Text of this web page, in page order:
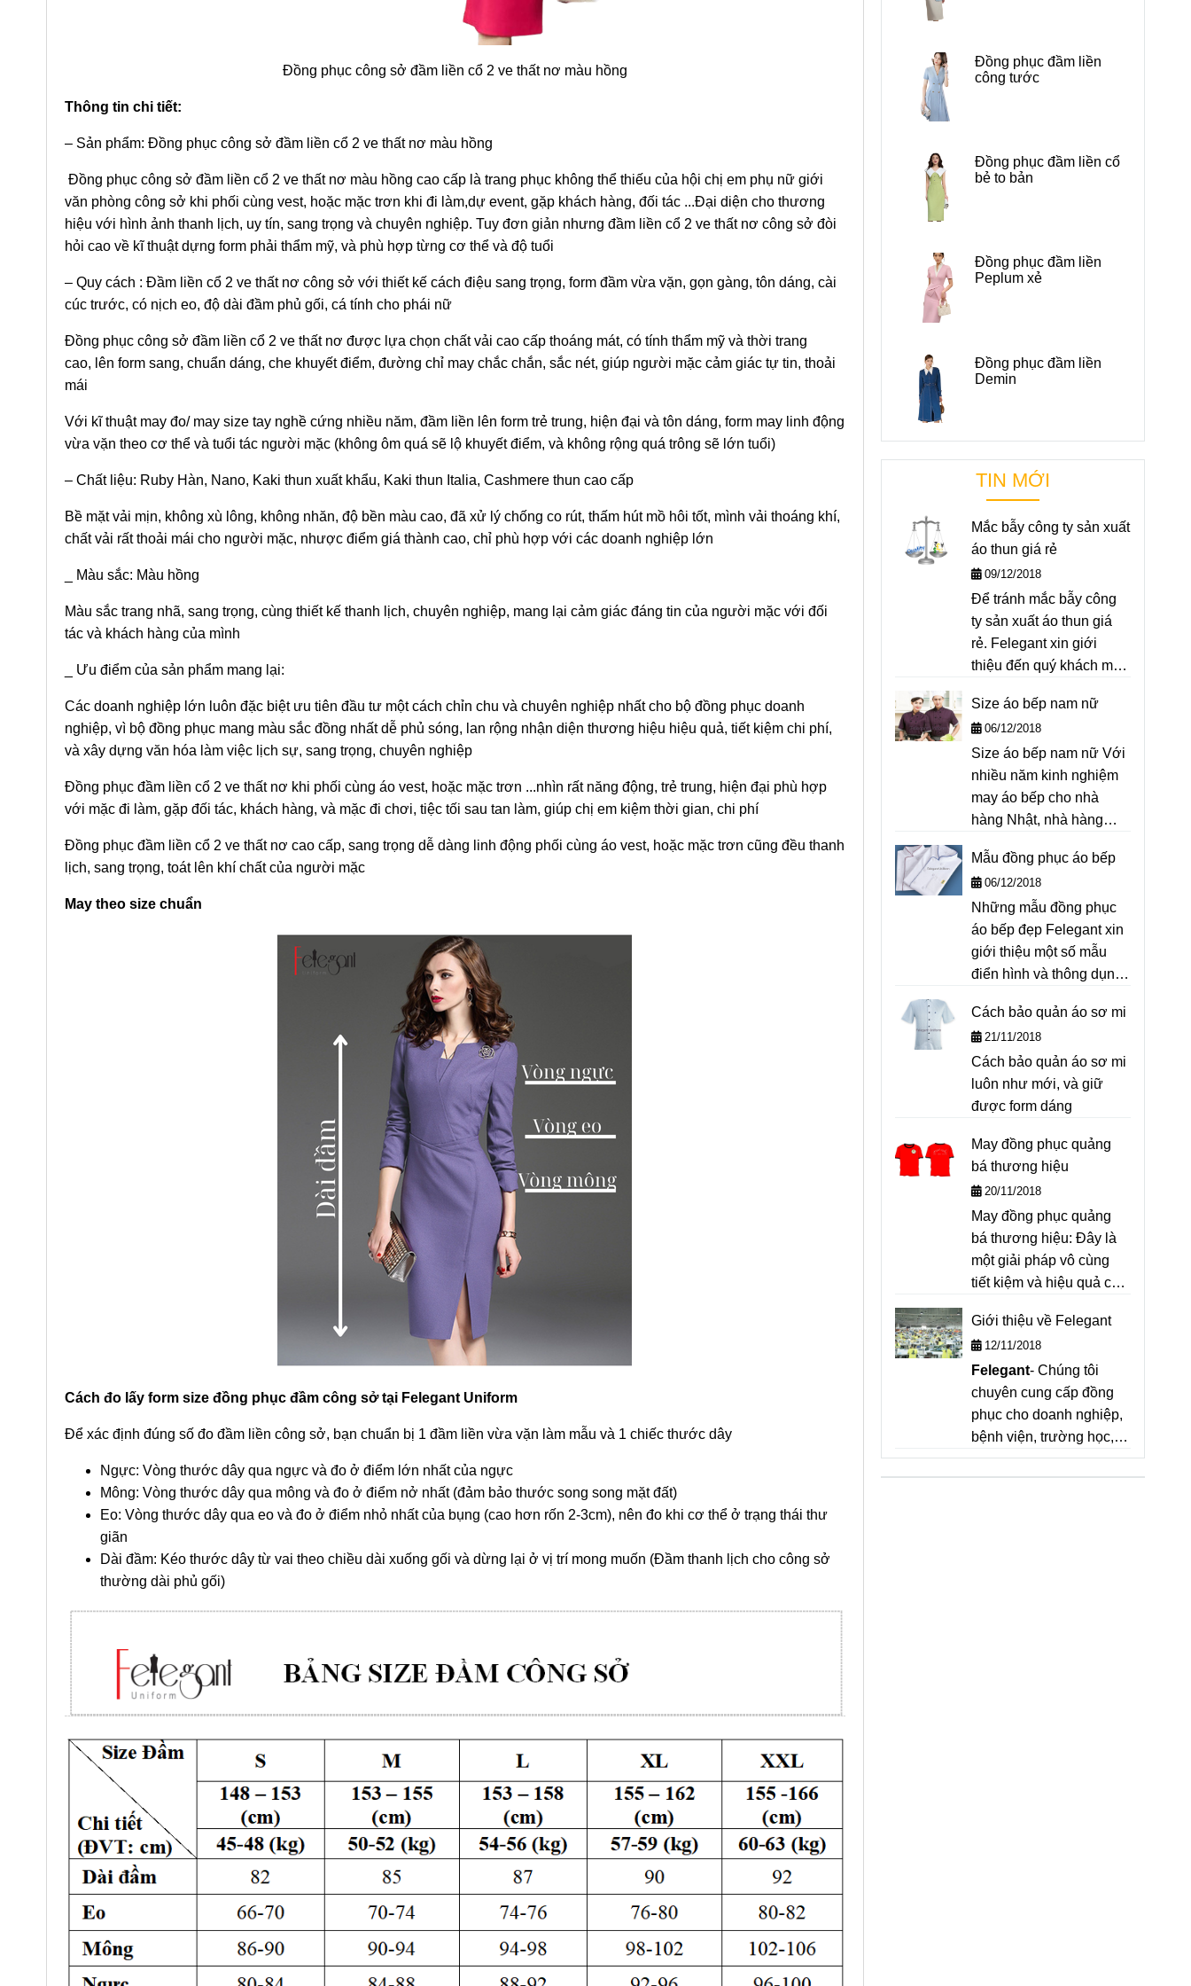
Đồng phục công sở đầm liền cổ 2 ve thất nơ màu hồng
Thông tin chi tiết:
– Sản phẩm: Đồng phục công sở đầm liền cổ 2 ve thất nơ màu hồng
Đồng phục công sở đầm liền cổ 2 ve thất nơ màu hồng cao cấp là trang phục không thể thiếu của hội chị em phụ nữ giới
văn phòng công sở khi phối cùng vest, hoặc mặc trơn khi đi làm,dự event, gặp khách hàng, đối tác ...Đại diện cho thương
hiệu với hình ảnh thanh lịch, uy tín, sang trọng và chuyên nghiệp. Tuy đơn giản nhưng đầm liền cổ 2 ve thất nơ công sở đòi
hỏi cao về kĩ thuật dựng form phải thẩm mỹ, và phù hợp từng cơ thể và độ tuổi
– Quy cách : Đầm liền cổ 2 ve thất nơ công sở với thiết kế cách điệu sang trọng, form đầm vừa vặn, gọn gàng, tôn dáng, cài
cúc trước, có nịch eo, độ dài đầm phủ gối, cá tính cho phái nữ
Đồng phục công sở đầm liền cổ 2 ve thất nơ được lựa chọn chất vải cao cấp thoáng mát, có tính thẩm mỹ và thời trang
cao, lên form sang, chuẩn dáng, che khuyết điểm, đường chỉ may chắc chắn, sắc nét, giúp người mặc cảm giác tự tin, thoải
mái
Với kĩ thuật may đo/ may size tay nghề cứng nhiều năm, đầm liền lên form trẻ trung, hiện đại và tôn dáng, form may linh động
vừa vặn theo cơ thể và tuổi tác người mặc (không ôm quá sẽ lộ khuyết điểm, và không rộng quá trông sẽ lớn tuổi)
– Chất liệu: Ruby Hàn, Nano, Kaki thun xuất khẩu, Kaki thun Italia, Cashmere thun cao cấp
Bề mặt vải mịn, không xù lông, không nhăn, độ bền màu cao, đã xử lý chống co rút, thấm hút mồ hôi tốt, mình vải thoáng khí,
chất vải rất thoải mái cho người mặc, nhược điểm giá thành cao, chỉ phù hợp với các doanh nghiệp lớn
_ Màu sắc: Màu hồng
Màu sắc trang nhã, sang trọng, cùng thiết kế thanh lịch, chuyên nghiệp, mang lại cảm giác đáng tin của người mặc với đối
tác và khách hàng của mình
_ Ưu điểm của sản phẩm mang lại:
Các doanh nghiệp lớn luôn đặc biệt ưu tiên đầu tư một cách chỉn chu và chuyên nghiệp nhất cho bộ đồng phục doanh
nghiệp, vì bộ đồng phục mang màu sắc đồng nhất dễ phủ sóng, lan rộng nhận diện thương hiệu hiệu quả, tiết kiệm chi phí,
và xây dựng văn hóa làm việc lịch sự, sang trọng, chuyên nghiệp
Đồng phục đầm liền cổ 2 ve thất nơ khi phối cùng áo vest, hoặc mặc trơn ...nhìn rất năng động, trẻ trung, hiện đại phù hợp
với mặc đi làm, gặp đối tác, khách hàng, và mặc đi chơi, tiệc tối sau tan làm, giúp chị em kiệm thời gian, chi phí
Đồng phục đầm liền cổ 2 ve thất nơ cao cấp, sang trọng dễ dàng linh động phối cùng áo vest, hoặc mặc trơn cũng đều thanh
lịch, sang trọng, toát lên khí chất của người mặc
May theo size chuẩn
Cách đo lấy form size đồng phục đầm công sở tại Felegant Uniform
Để xác định đúng số đo đầm liền công sở, bạn chuẩn bị 1 đầm liền vừa vặn làm mẫu và 1 chiếc thước dây
Ngực: Vòng thước dây qua ngực và đo ở điểm lớn nhất của ngực
Mông: Vòng thước dây qua mông và đo ở điểm nở nhất (đảm bảo thước song song mặt đất)
Eo: Vòng thước dây qua eo và đo ở điểm nhỏ nhất của bụng (cao hơn rốn 2-3cm), nên đo khi cơ thể ở trạng thái thư
giãn
Dài đầm: Kéo thước dây từ vai theo chiều dài xuống gối và dừng lại ở vị trí mong muốn (Đầm thanh lịch cho công sở
thường dài phủ gối)
Đồng phục đầm liền
công tước
Đồng phục đầm liền cổ
bẻ to bản
Đồng phục đầm liền
Peplum xẻ
Đồng phục đầm liền
Demin
TIN MỚI
Mắc bẫy công ty sản xuất
áo thun giá rẻ
09/12/2018
Để tránh mắc bẫy công
ty sản xuất áo thun giá
rẻ. Felegant xin giới
thiệu đến quý khách một
áo thun giá rẻ, chất
lượng "rởm"
Size áo bếp nam nữ
06/12/2018
Size áo bếp nam nữ Với
nhiều năm kinh nghiệm
may áo bếp cho nhà
hàng Nhật, nhà hàng
nghiệp...Felegant xin
giới thiệu để quý khách
hàng bộ Size áo bếp
nam nữ chuẩn nhất để
tham khảo.
Mẫu đồng phục áo bếp
06/12/2018
Những mẫu đồng phục
áo bếp đẹp Felegant xin
giới thiệu một số mẫu
điển hình và thông dụng
tiện tham khảo
Cách bảo quản áo sơ mi
21/11/2018
Cách bảo quản áo sơ mi
luôn như mới, và giữ
được form dáng
May đồng phục quảng
bá thương hiệu
20/11/2018
May đồng phục quảng
bá thương hiệu: Đây là
một giải pháp vô cùng
tiết kiệm và hiệu quả cho
hiệu nhanh chóng và
phủ rộng
Giới thiệu về Felegant
12/11/2018
Felegant- Chúng tôi
chuyên cung cấp đồng
phục cho doanh nghiệp,
bệnh viện, trường học,
nhà hàng - khách sạn.
Tư vấn, may mẫu hoàn